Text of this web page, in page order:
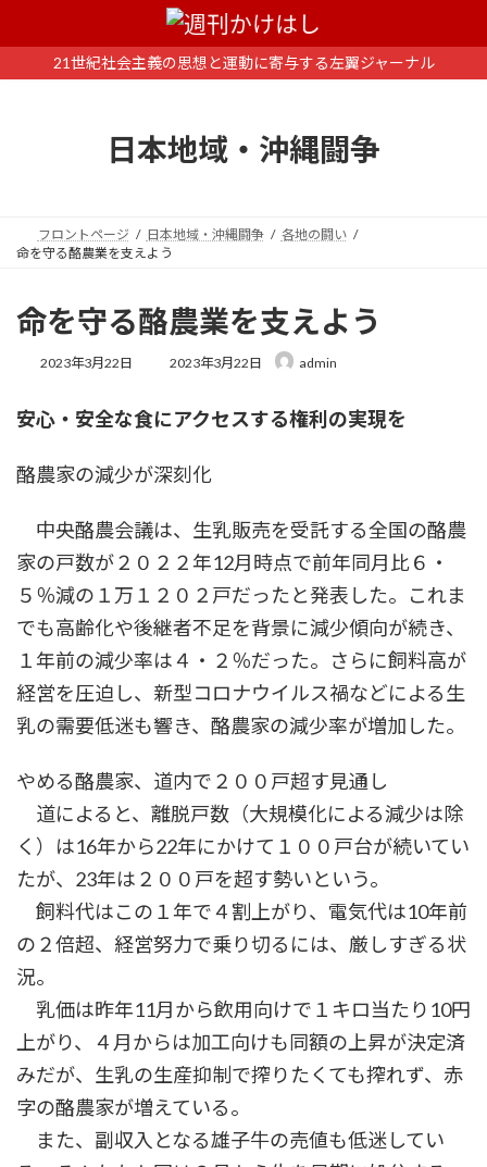
ン
ー
21世紀社会主義の思想と運動に寄与する左翼ジャーナル
日本地域・沖縄闘争
フロントページ 日本地域・沖縄闘争
各地の闘い
命を守る酪農業を支えよう
命を守る酪農業を支えよう
2023年3月22日
最
新
:
2023年3月22日 admin
安心・安全な食にアクセスする権利の実現を
酪農家の減少が深刻化
中央酪農会議は、生乳販売を受託する全国の酪農
家の戸数が２０２２年12月時点で前年同月比６・
５％減の１万１２０２戸だったと発表した。これま
でも高齢化や後継者不足を背景に減少傾向が続き、
１年前の減少率は４・２％だった。さらに飼料高が
経営を圧迫し、新型コロナウイルス禍などによる生
乳の需要低迷も響き、酪農家の減少率が増加した。
やめる酪農家、道内で２００戸超す見通し
道によると、離脱戸数（大規模化による減少は除
く）は16年から22年にかけて１００戸台が続いてい
たが、23年は２００戸を超す勢いという。
飼料代はこの１年で４割上がり、電気代は10年前
の２倍超、経営努力で乗り切るには、厳しすぎる状
況。
乳価は昨年11月から飲用向けで１キロ当たり10円
上がり、４月からは加工向けも同額の上昇が決定済
みだが、生乳の生産抑制で搾りたくても搾れず、赤
字の酪農家が増えている。
また、副収入となる雄子牛の売値も低迷してい